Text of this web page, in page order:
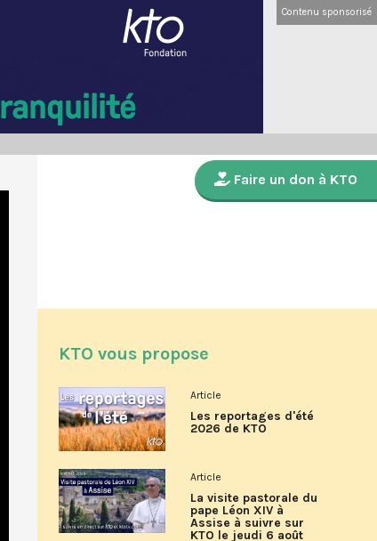
Contenu sponsorisé
Faire un don à KTO
KTO vous propose
Article
Les reportages d'été
2026 de KTO
Article
La visite pastorale du
pape Léon XIV à
Assise à suivre sur
KTO le jeudi 6 août